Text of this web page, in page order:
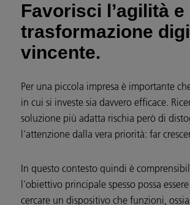
Favorisci l’agilità e
trasformazione
vincente.
Per una piccola impresa è importante
in cui si investe sia davvero efficace.
soluzione più adatta rischia però di
l'attenzione dalla vera priorità: far
In questo contesto quindi è
l'obiettivo principale spesso possa
cercare un dispositivo che funzioni,